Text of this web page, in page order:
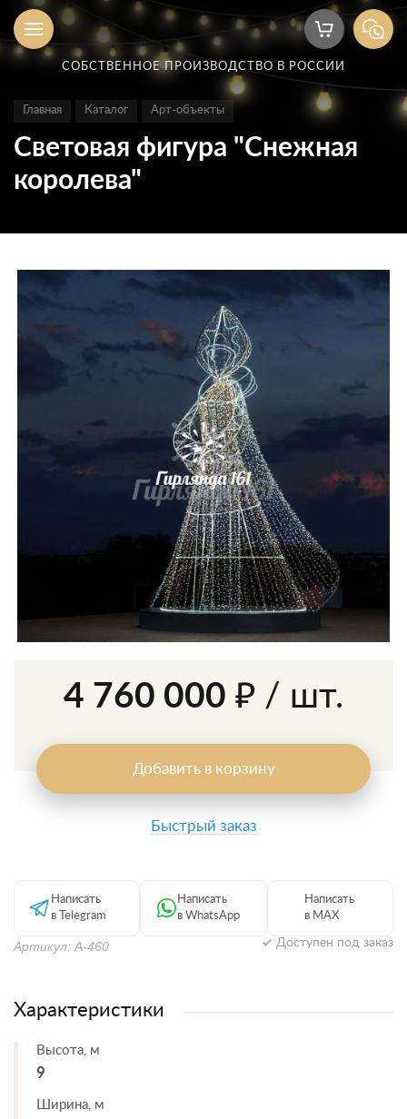
СОБСТВЕННОЕ ПРОИЗВОДСТВО В РОССИИ
Главная Каталог Арт-объекты
Световая фигура "Снежная
королева"
Артикул: А-460 Доступен под заказ
4 760 000 ₽ / шт.
Добавить в корзину
Быстрый заказ
Написать
в Telegram
Написать
в WhatsApp
Написать
в MAX
Характеристики
Высота, м
9
Ширина, м